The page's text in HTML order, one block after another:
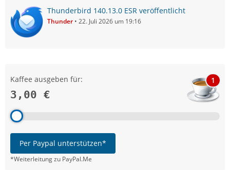
Thunderbird 140.13.0 ESR veröffentlicht
Thunder 22. Juli 2026 um 19:16
Kaffee ausgeben für:
3,00 €
1
Per Paypal unterstützen*
*Weiterleitung zu PayPal.Me